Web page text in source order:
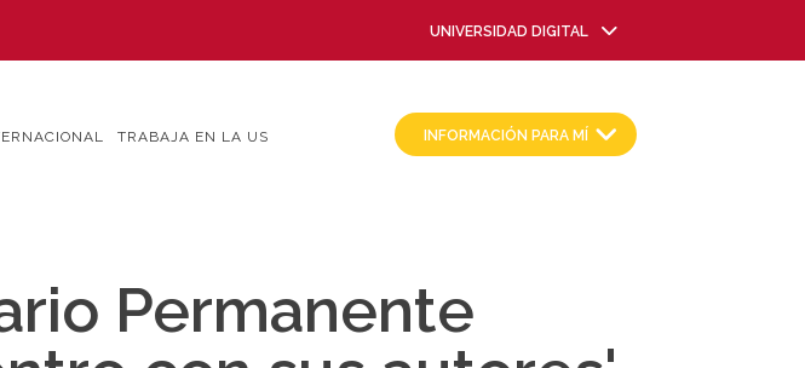
UNIVERSIDAD DIGITAL
TRABAJA EN LA US INFORMACIÓN PARA MÍ
Permanente